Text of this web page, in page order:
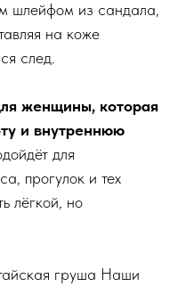
шлейфом из сандала,
на коже
след.
женщины, которая
и внутреннюю
для
прогулок и тех
лёгкой, но
груша Наши